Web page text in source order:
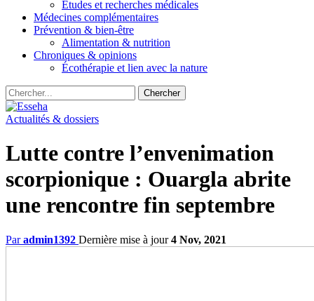
Études et recherches médicales
Médecines complémentaires
Prévention & bien-être
Alimentation & nutrition
Chroniques & opinions
Écothérapie et lien avec la nature
Actualités & dossiers
Lutte contre l’envenimation
scorpionique : Ouargla abrite
une rencontre fin septembre
Paradmin1392 Dernière mise à jour4 Nov, 2021